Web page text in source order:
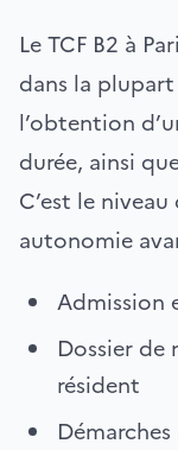
Le TCF B2 à
dans la
l’obtention
durée, ainsi
C’est le
autonomie
Admission
Dossier
résident